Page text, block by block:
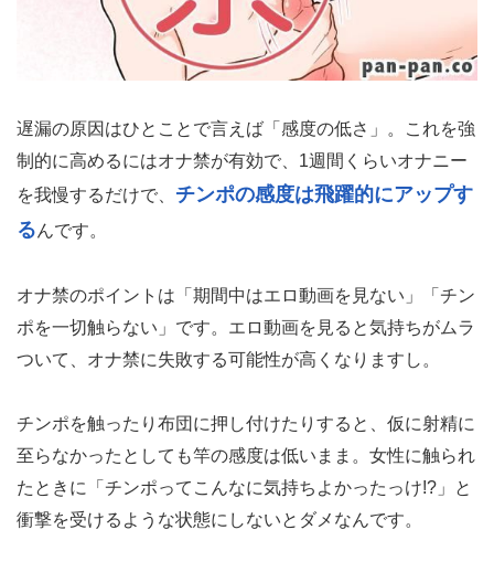
遅漏の原因はひとことで言えば「感度の低さ」。これを強
制的に高めるにはオナ禁が有効で、1週間くらいオナニー
を我慢するだけで、 チンポの感度は飛躍的にアップす
るんです。
オナ禁のポイントは「期間中はエロ動画を見ない」「チン
ポを一切触らない」です。エロ動画を見ると気持ちがムラ
ついて、オナ禁に失敗する可能性が高くなりますし。
チンポを触ったり布団に押し付けたりすると、仮に射精に
至らなかったとしても竿の感度は低いまま。女性に触られ
たときに「チンポってこんなに気持ちよかったっけ!?」と
衝撃を受けるような状態にしないとダメなんです。